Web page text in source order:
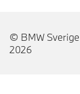
© BMW Sverige
2026